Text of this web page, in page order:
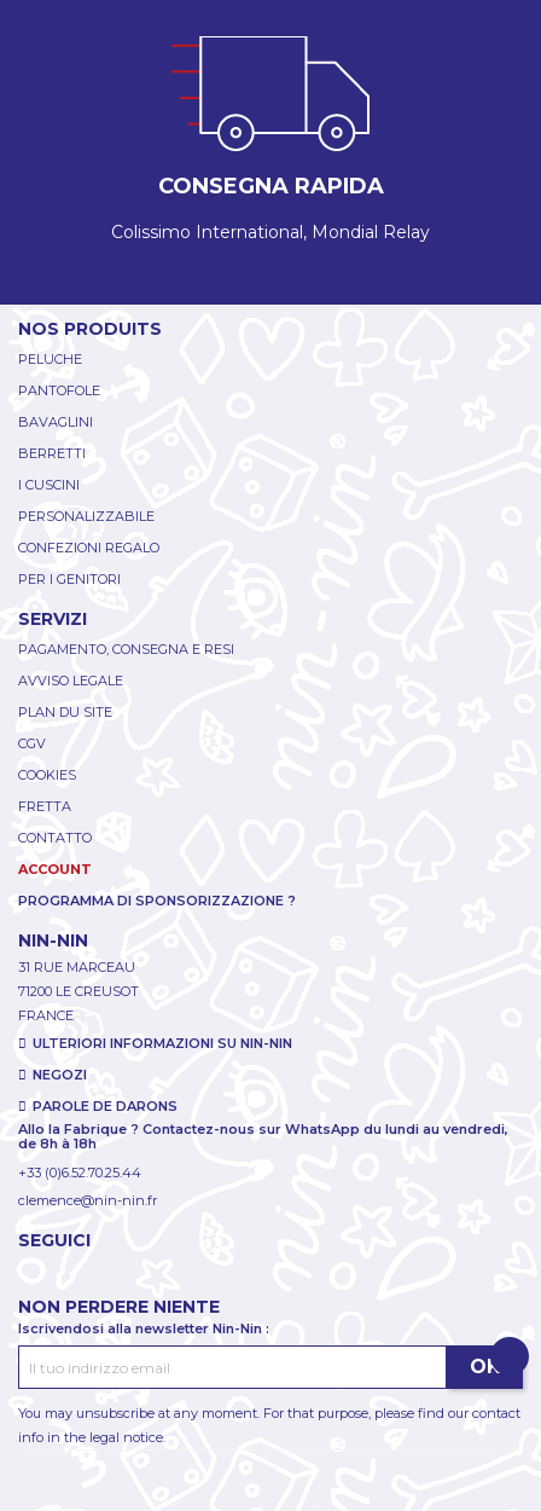
CONSEGNA RAPIDA
Colissimo International, Mondial Relay
NOS PRODUITS
PELUCHE
PANTOFOLE
BAVAGLINI
BERRETTI
I CUSCINI
PERSONALIZZABILE
CONFEZIONI REGALO
PER I GENITORI
SERVIZI
PAGAMENTO, CONSEGNA E RESI
AVVISO LEGALE
PLAN DU SITE
CGV
COOKIES
FRETTA
CONTATTO
ACCOUNT
PROGRAMMA DI SPONSORIZZAZIONE ?
NIN-NIN
31 RUE MARCEAU
71200 LE CREUSOT
FRANCE
ULTERIORI INFORMAZIONI SU NIN-NIN
NEGOZI
PAROLE DE DARONS
Allo la Fabrique ? Contactez-nous sur WhatsApp du lundi au vendredi,
de 8h à 18h
+33 (0)6.52.70.25.44
clemence@nin-nin.fr
SEGUICI
NON PERDERE NIENTE
Iscrivendosi alla newsletter Nin-Nin :
You may unsubscribe at any moment. For that purpose, please find our contact
info in the legal notice.